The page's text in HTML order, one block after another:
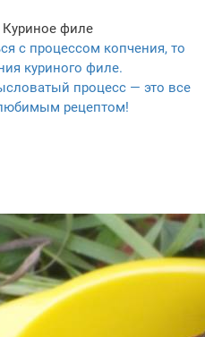
Куриное филе
с процессом копчения, то
куриного филе.
процесс — это все
рецептом!